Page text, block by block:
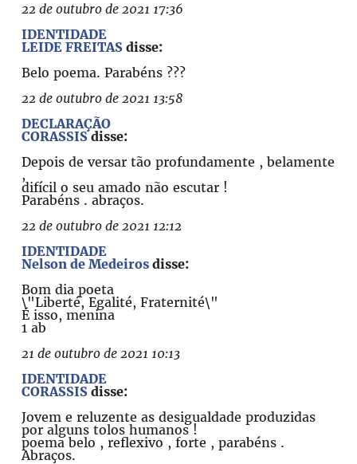
22 de outubro de 2021 17:36
IDENTIDADE
LEIDE FREITAS disse:
Belo poema. Parabéns ???
22 de outubro de 2021 13:58
DECLARAÇÃO
CORASSISdisse:
Depois de versar tão profundamente , belamente
,
difícil o seu amado não escutar !
Parabéns . abraços.
22 de outubro de 2021 12:12
IDENTIDADE
Nelson de Medeiros disse:
Bom dia poeta
\"Liberté, Egalité, Fraternité\"
É isso, menina
1 ab
21 de outubro de 2021 10:13
IDENTIDADE
CORASSIS disse:
Jovem e reluzente as desigualdade produzidas
por alguns tolos humanos !
poema belo , reflexivo , forte , parabéns .
Abraços.